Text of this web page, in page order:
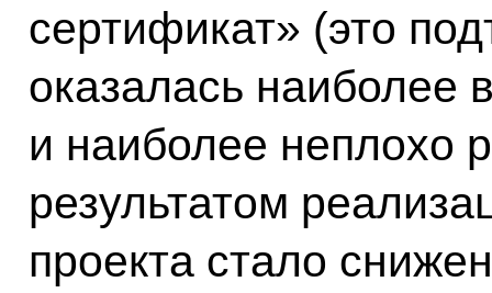
сертификат» (это
оказалась наиболее
и наиболее
результатом
проекта стало